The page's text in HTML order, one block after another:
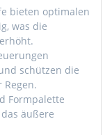
bieten optimalen
was die
schützen die
Formpalette
äußere